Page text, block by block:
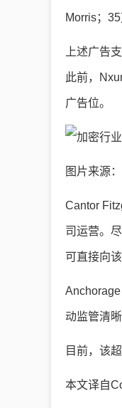
Morris；
上述广告
此前，
广告位。
图片来源
Cantor
司运营。
可直接向
动监管清
目前，该
本文译自